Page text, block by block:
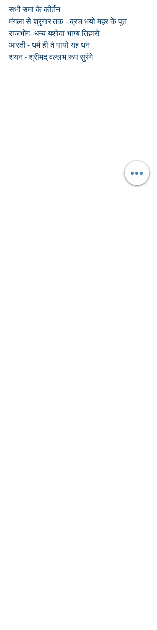
सभी समां के कीर्तन
मंगला से श्रृंगार तक - ब्रज भयो महर के पूत
राजभोग- धन्य यशोदा भाग्य तिहारो
आरती - धर्म ही ते पायो यह धन
शयन - श्रीमद् वल्लभ रूप सुरंगे